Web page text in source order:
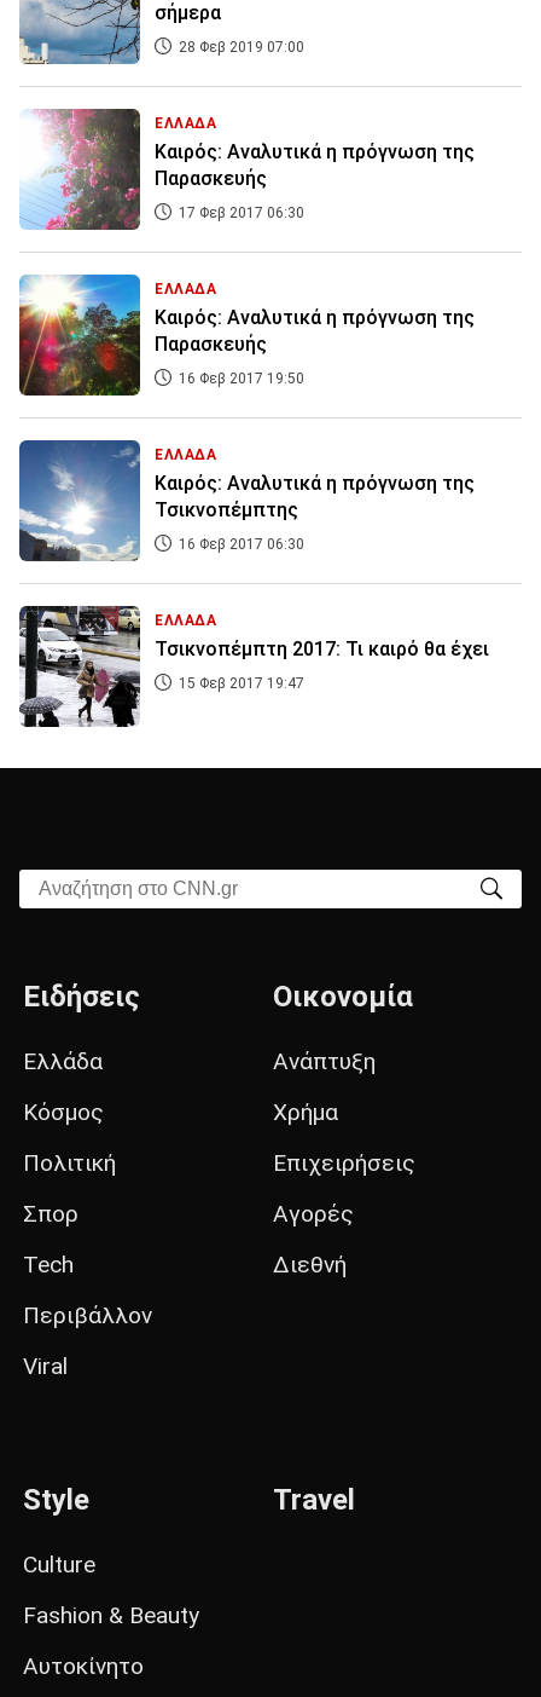
σήμερα
28 Φεβ 2019 07:00
ΕΛΛΑΔΑ
Καιρός: Αναλυτικά η πρόγνωση της
Παρασκευής
17 Φεβ 2017 06:30
ΕΛΛΑΔΑ
Καιρός: Αναλυτικά η πρόγνωση της
Παρασκευής
16 Φεβ 2017 19:50
ΕΛΛΑΔΑ
Καιρός: Αναλυτικά η πρόγνωση της
Τσικνοπέμπτης
16 Φεβ 2017 06:30
ΕΛΛΑΔΑ
Τσικνοπέμπτη 2017: Τι καιρό θα έχει
15 Φεβ 2017 19:47
Αναζήτηση στο CNN.gr
Ειδήσεις
Ελλάδα
Κόσμος
Πολιτική
Σπορ
Tech
Περιβάλλον
Viral
Οικονομία
Ανάπτυξη
Χρήμα
Επιχειρήσεις
Αγορές
Διεθνή
Style
Culture
Fashion & Beauty
Αυτοκίνητο
Travel